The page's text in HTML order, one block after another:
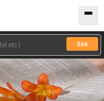
Sök